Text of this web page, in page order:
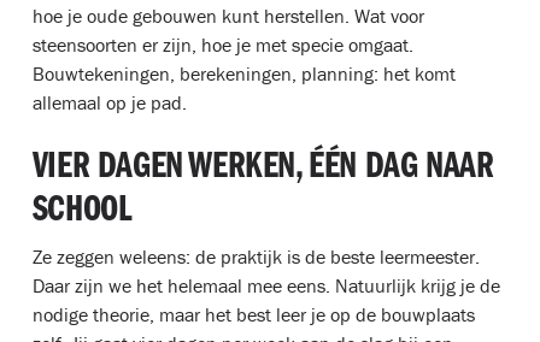
hoe je oude gebouwen kunt herstellen. Wat voor
steensoorten er zijn, hoe je met specie omgaat.
Bouwtekeningen, berekeningen, planning: het komt
allemaal op je pad.
VIER DAGEN WERKEN, ÉÉN DAG NAAR
SCHOOL
Ze zeggen weleens: de praktijk is de beste leermeester.
Daar zijn we het helemaal mee eens. Natuurlijk krijg je de
nodige theorie, maar het best leer je op de bouwplaats